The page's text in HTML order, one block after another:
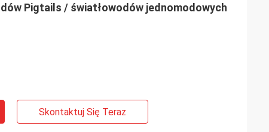
Pigtails / światłowodów jednomodowych
Skontaktuj Się Teraz